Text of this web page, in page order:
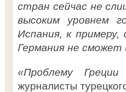
стран сейчас не
высоким уровнем
Испания, к
Германия не сможет
«Проблему
журналисты